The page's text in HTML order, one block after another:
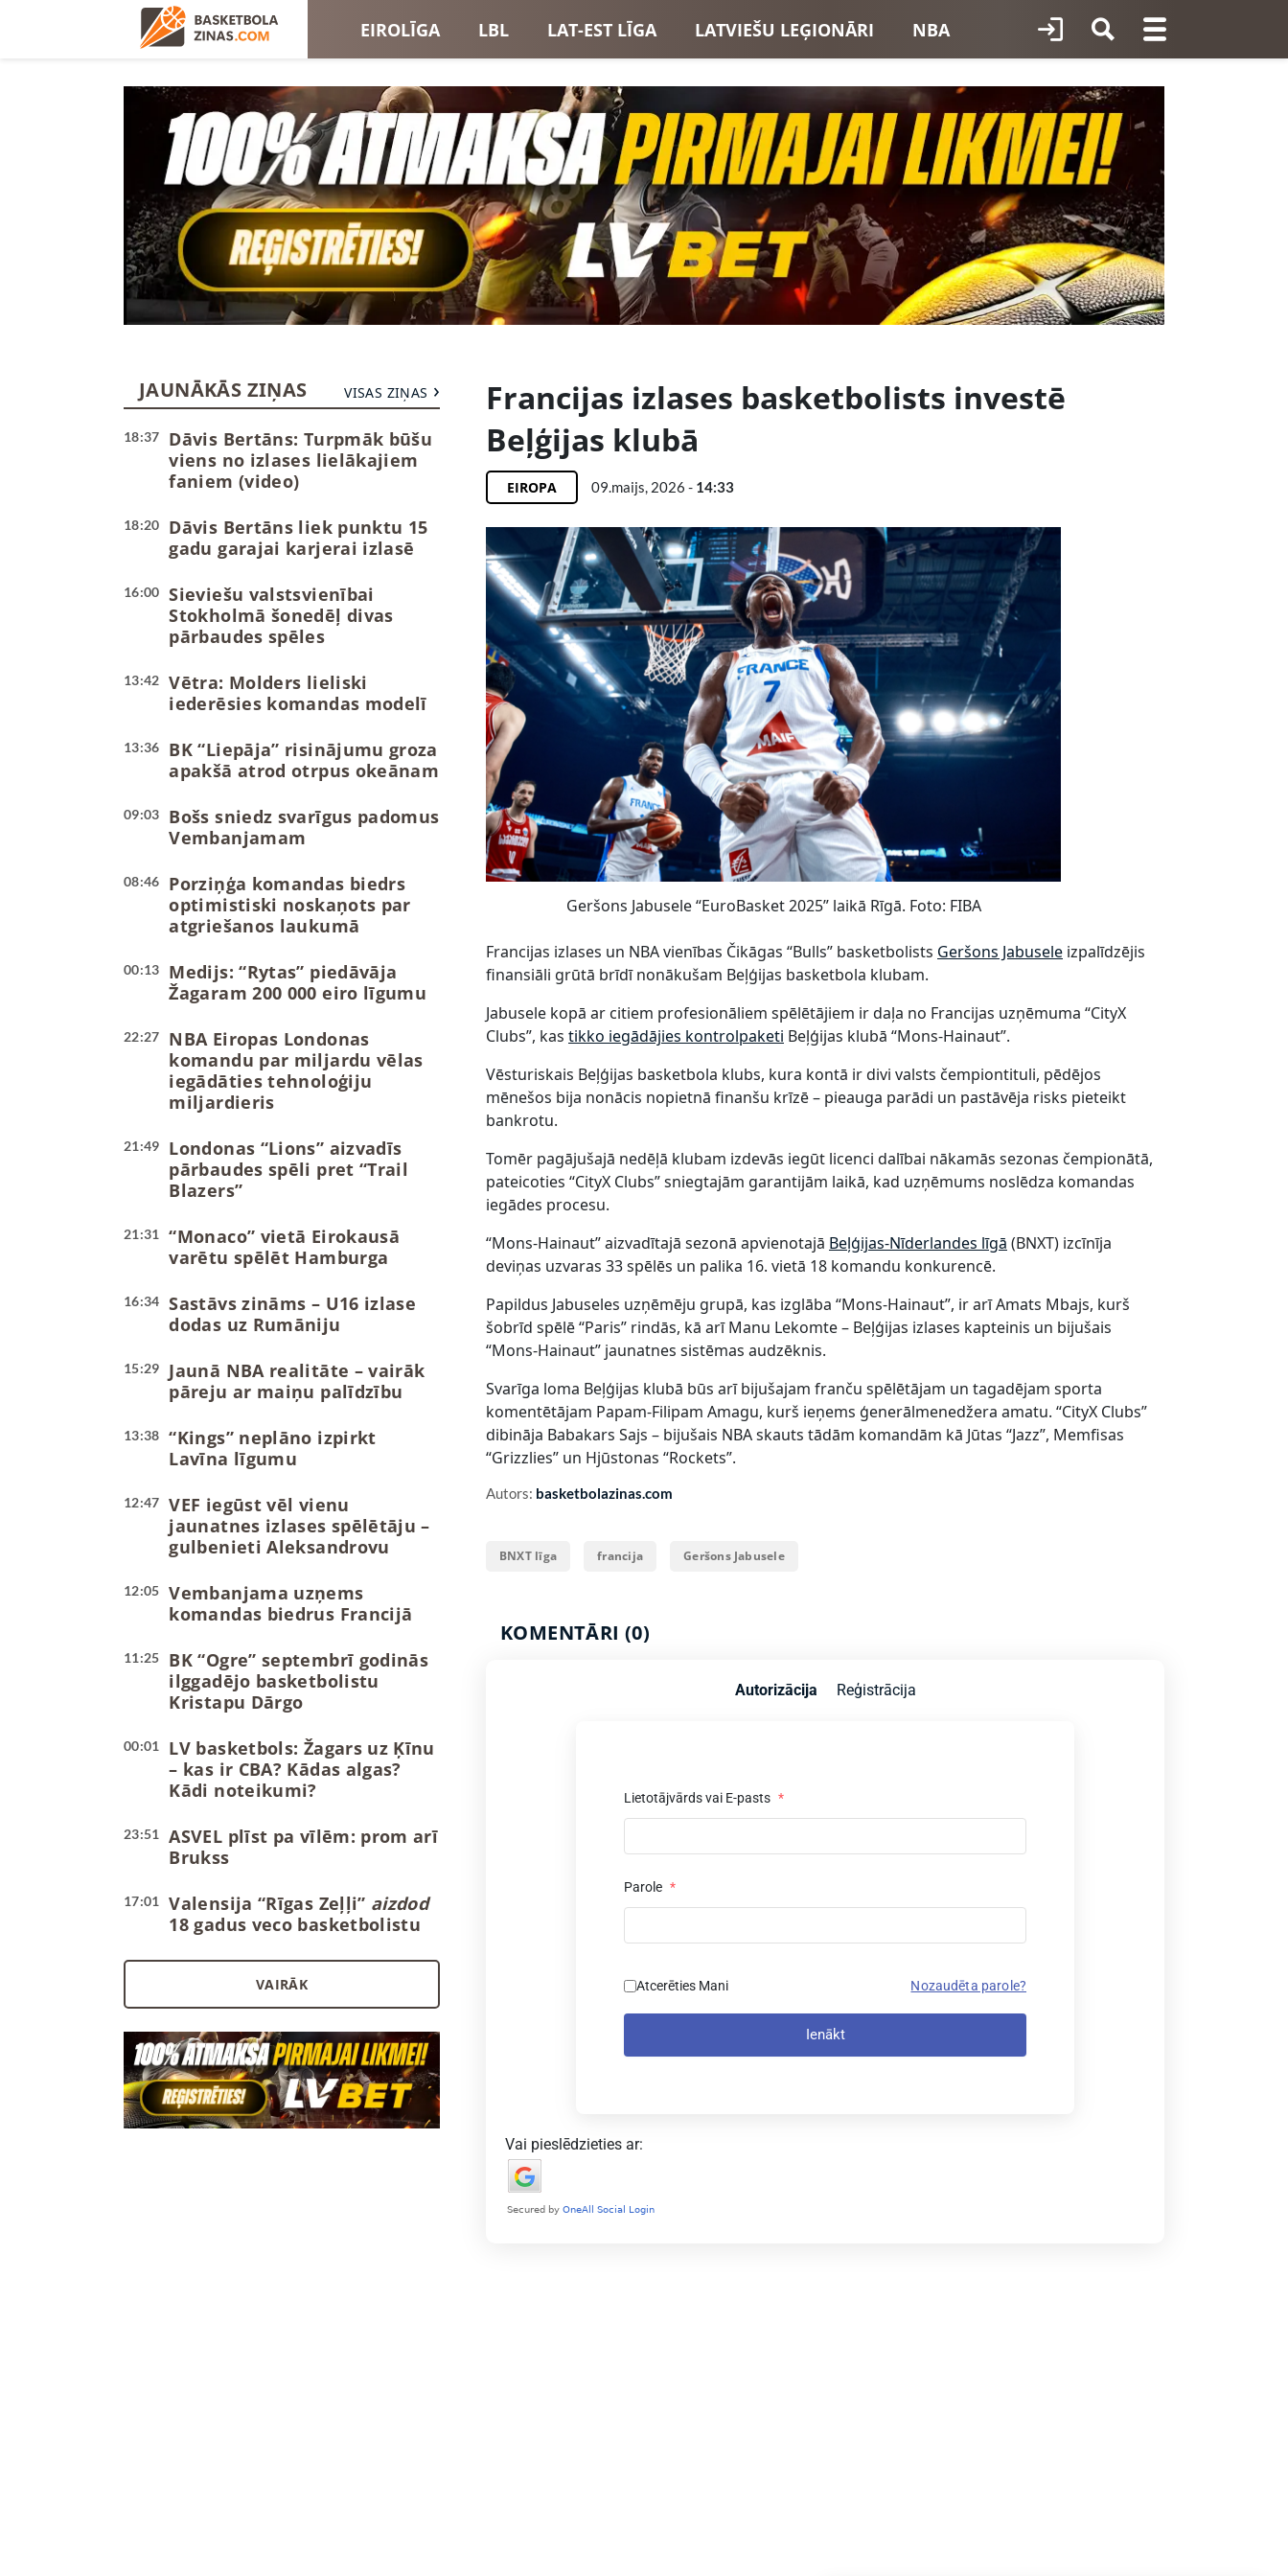
EIROLĪGA LBL LAT-EST LĪGA LATVIEŠU LEĢIONĀRI NBA
EIROKAUSI LATVIJAS IZLASE
JAUNĀKĀS ZIŅAS VISAS ZIŅAS
18:37
Dāvis Bertāns: Turpmāk būšu
viens no izlases lielākajiem
faniem (video)
18:20
Dāvis Bertāns liek punktu 15
gadu garajai karjerai izlasē
16:00
Sieviešu valstsvienībai
Stokholmā šonedēļ divas
pārbaudes spēles
13:42
Vētra: Molders lieliski
iederēsies komandas modelī
13:36
BK “Liepāja” risinājumu groza
apakšā atrod otrpus okeānam
09:03
Bošs sniedz svarīgus padomus
Vembanjamam
08:46
Porziņģa komandas biedrs
optimistiski noskaņots par
atgriešanos laukumā
00:13
Medijs: “Rytas” piedāvāja
Žagaram 200 000 eiro līgumu
22:27
NBA Eiropas Londonas
komandu par miljardu vēlas
iegādāties tehnoloģiju
miljardieris
21:49
Londonas “Lions” aizvadīs
pārbaudes spēli pret “Trail
Blazers”
21:31
“Monaco” vietā Eirokausā
varētu spēlēt Hamburga
16:34
Sastāvs zināms – U16 izlase
dodas uz Rumāniju
15:29
Jaunā NBA realitāte – vairāk
pāreju ar maiņu palīdzību
13:38
“Kings” neplāno izpirkt
Lavīna līgumu
12:47
VEF iegūst vēl vienu
jaunatnes izlases spēlētāju –
gulbenieti Aleksandrovu
12:05
Vembanjama uzņems
komandas biedrus Francijā
11:25
BK “Ogre” septembrī godinās
ilggadējo basketbolistu
Kristapu Dārgo
00:01
LV basketbols: Žagars uz Ķīnu
– kas ir CBA? Kādas algas?
Kādi noteikumi?
23:51
ASVEL plīst pa vīlēm: prom arī
Brukss
17:01 Valensija “Rīgas Zeļļi” aizdod
18 gadus veco basketbolistu
VAIRĀK
Francijas izlases basketbolists investē
Beļģijas klubā
EIROPA 09.maijs, 2026 - 14:33
Geršons Jabusele “EuroBasket 2025” laikā Rīgā. Foto: FIBA
Francijas izlases un NBA vienības Čikāgas “Bulls” basketbolists Geršons Jabusele izpalīdzējis
finansiāli grūtā brīdī nonākušam Beļģijas basketbola klubam.
Jabusele kopā ar citiem profesionāliem spēlētājiem ir daļa no Francijas uzņēmuma “CityX
Clubs”, kas tikko iegādājies kontrolpaketi Beļģijas klubā “Mons-Hainaut”.
Vēsturiskais Beļģijas basketbola klubs, kura kontā ir divi valsts čempiontituli, pēdējos
mēnešos bija nonācis nopietnā finanšu krīzē – pieauga parādi un pastāvēja risks pieteikt
bankrotu.
Tomēr pagājušajā nedēļā klubam izdevās iegūt licenci dalībai nākamās sezonas čempionātā,
pateicoties “CityX Clubs” sniegtajām garantijām laikā, kad uzņēmums noslēdza komandas
iegādes procesu.
“Mons-Hainaut” aizvadītajā sezonā apvienotajā Beļģijas-Nīderlandes līgā (BNXT) izcīnīja
deviņas uzvaras 33 spēlēs un palika 16. vietā 18 komandu konkurencē.
Papildus Jabuseles uzņēmēju grupā, kas izglāba “Mons-Hainaut”, ir arī Amats Mbajs, kurš
šobrīd spēlē “Paris” rindās, kā arī Manu Lekomte – Beļģijas izlases kapteinis un bijušais
“Mons-Hainaut” jaunatnes sistēmas audzēknis.
Svarīga loma Beļģijas klubā būs arī bijušajam franču spēlētājam un tagadējam sporta
komentētājam Papam-Filipam Amagu, kurš ieņems ģenerālmenedžera amatu. “CityX Clubs”
dibināja Babakars Sajs – bijušais NBA skauts tādām komandām kā Jūtas “Jazz”, Memfisas
“Grizzlies” un Hjūstonas “Rockets”.
Autors: basketbolazinas.com
BNXT līga francija Geršons Jabusele
KOMENTĀRI (0)
Autorizācija Reģistrācija
Lietotājvārds vai E-pasts *
Parole *
Atcerēties Mani Nozaudēta parole?
Ienākt
Vai pieslēdzieties ar: